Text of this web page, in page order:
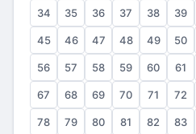
34 35 36 37 38 39
45 46 47 48 49 50
56 57 58 59 60 61
67 68 69 70 71 72
78 79 80 81 82 83